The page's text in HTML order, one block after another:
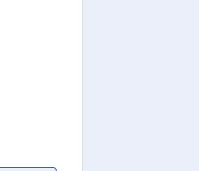
。 お